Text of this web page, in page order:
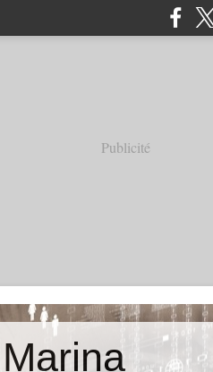
Publicité